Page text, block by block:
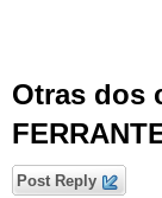
Otras dos
Post Reply